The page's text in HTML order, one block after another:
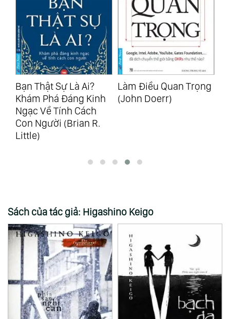
Bạn Thật Sự Là Ai?
Khám Phá Đáng Kinh
Ngạc Về Tính Cách
Con Người (Brian R.
Little)
Làm Điều Quan Trọng
(John Doerr)
Sách của tác giả: Higashino Keigo